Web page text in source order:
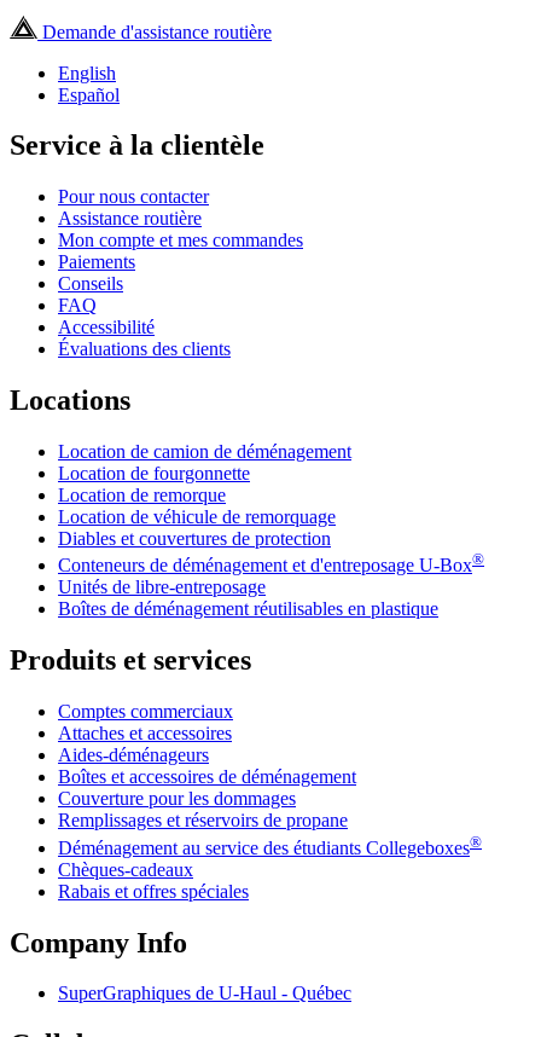
Demande d'assistance routière
English
Español
Service à la clientèle
Pour nous contacter
Assistance routière
Mon compte et mes commandes
Paiements
Conseils
FAQ
Accessibilité
Évaluations des clients
Locations
Location de camion de déménagement
Location de fourgonnette
Location de remorque
Location de véhicule de remorquage
Diables et couvertures de protection
Conteneurs de déménagement et d'entreposage U-Box®
Unités de libre-entreposage
Boîtes de déménagement réutilisables en plastique
Produits et services
Comptes commerciaux
Attaches et accessoires
Aides-déménageurs
Boîtes et accessoires de déménagement
Couverture pour les dommages
Remplissages et réservoirs de propane
Déménagement au service des étudiants Collegeboxes®
Chèques-cadeaux
Rabais et offres spéciales
Company Info
SuperGraphiques de U-Haul - Québec